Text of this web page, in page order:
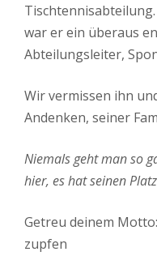
war er ein überaus
Abteilungsleiter,
Wir vermissen ihn
Andenken, seiner
Niemals geht man so
hier, es hat seinen
Getreu deinem
zupfen